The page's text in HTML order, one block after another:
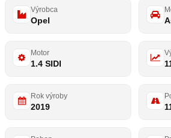
Výrobca
Opel
Motor
1.4 SIDI
Rok výroby
2019